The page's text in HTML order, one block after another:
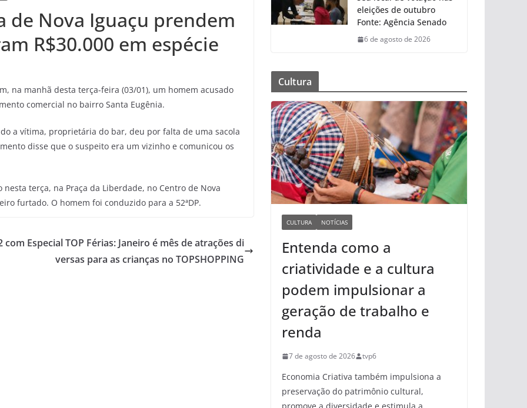
de Nova Iguaçu prendem
R$30.000 em espécie
na manhã desta terça-feira (03/01), um homem acusado
comercial no bairro Santa Eugênia.
a vítima, proprietária do bar, deu por falta de uma sacola
disse que o suspeito era um vizinho e comunicou os
terça, na Praça da Liberdade, no Centro de Nova
furtado. O homem foi conduzido para a 52ªDP.
com Especial TOP Férias: Janeiro é mês de atrações di
versas para as crianças no TOPSHOPPING
eleições de outubro
Fonte: Agência Senado
6 de agosto de 2026
Cultura
CULTURA NOTÍCIAS
Entenda como a
criatividade e a cultura
podem impulsionar a
geração de trabalho e
renda
7 de agosto de 2026 tvp6
Economia Criativa também impulsiona a
preservação do patrimônio cultural,